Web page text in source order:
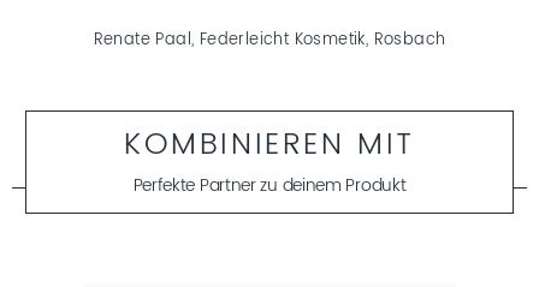
Renate Paal, Federleicht Kosmetik, Rosbach
KOMBINIEREN MIT
Perfekte Partner zu deinem Produkt